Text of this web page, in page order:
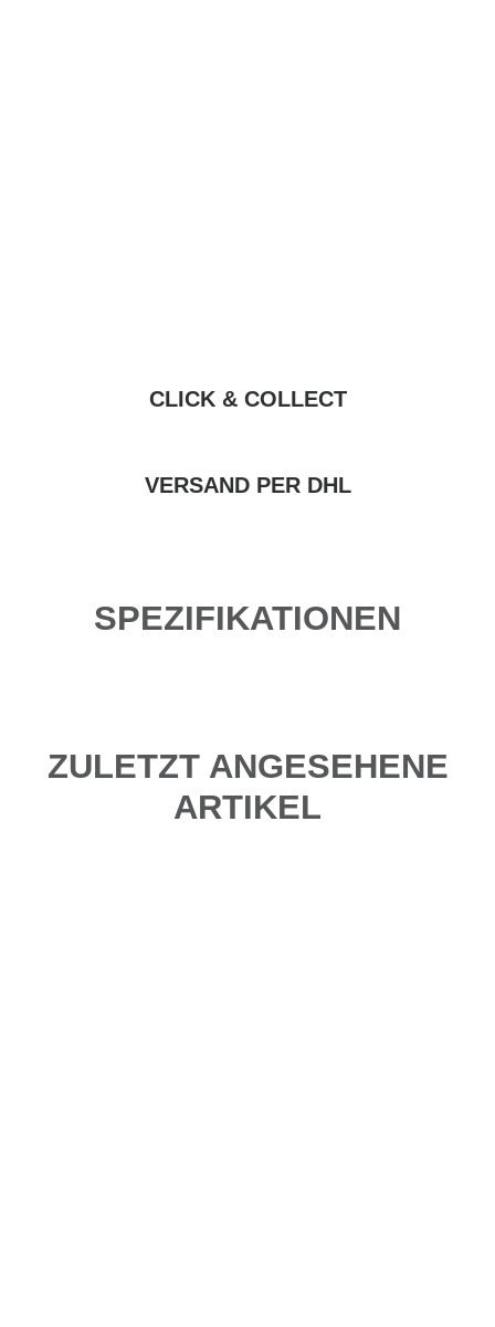
CLICK & COLLECT
VERSAND PER DHL
SPEZIFIKATIONEN
ZULETZT ANGESEHENE
ARTIKEL